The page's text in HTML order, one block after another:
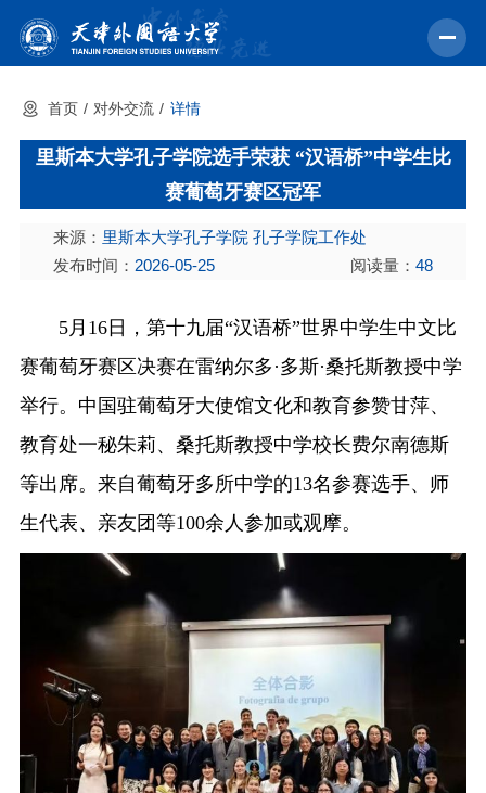
首页
学校概况
机构设置
学术科研
招生就业
校园文化
融合门户 校外访问（VPN）
首页 对外交流 详情
里斯本大学孔子学院选手荣获 “汉语桥”中学生比
赛葡萄牙赛区冠军
来源： 里斯本大学孔子学院 孔子学院工作处
发布时间： 2026-05-25 阅读量： 48
5月16日，第十九届“汉语桥”世界中学生中文比
赛葡萄牙赛区决赛在雷纳尔多·多斯·桑托斯教授中学
举行。中国驻葡萄牙大使馆文化和教育参赞甘萍、
教育处一秘朱莉、桑托斯教授中学校长费尔南德斯
等出席。来自葡萄牙多所中学的13名参赛选手、师
生代表、亲友团等100余人参加或观摩。